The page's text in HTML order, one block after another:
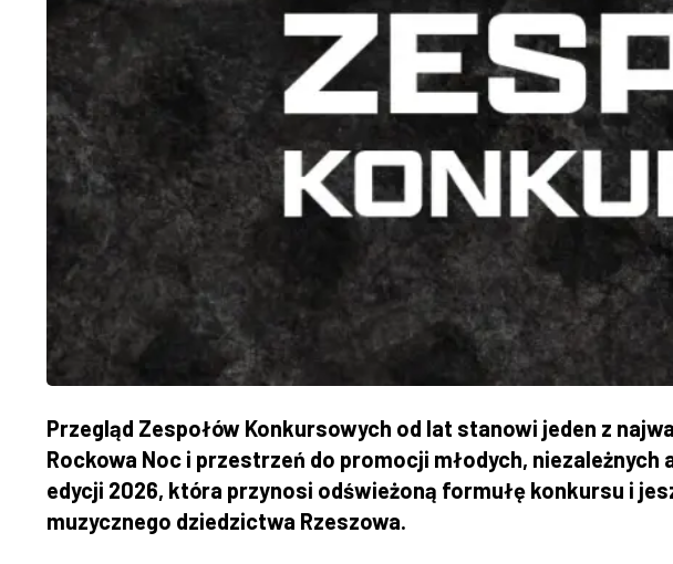
Przegląd Zespołów Konkursowych od lat stanowi jeden z
Rockowa Noc i przestrzeń do promocji młodych, niezależnych
edycji 2026, która przynosi odświeżoną formułę konkursu i
muzycznego dziedzictwa Rzeszowa.